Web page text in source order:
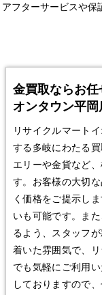
アフターサービスや保
金買取ならお
オンタウン平岡
リサイクルマート
する多岐にわたる
エリーや金貨など
す。お客様の大切
く価格をご提示し
いも可能です。ま
るよう、スタッフ
着いた雰囲気で、
でも気軽にご利用
しておりますので